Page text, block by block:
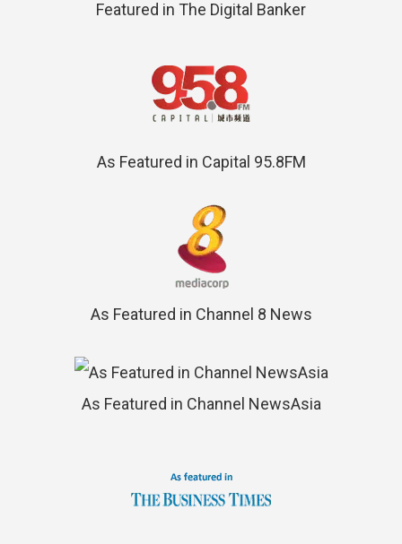
Featured in The Digital Banker
As Featured in Capital 95.8FM
As Featured in Channel 8 News
As Featured in Channel NewsAsia